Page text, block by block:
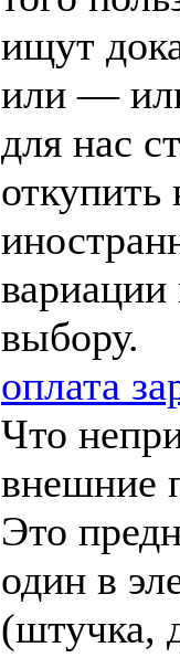
ищут
или —
для нас
вариации
выбору.
оплата
Что
внешние
Это
один в
(штучка,